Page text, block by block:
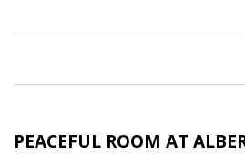
PEACEFUL ROOM AT